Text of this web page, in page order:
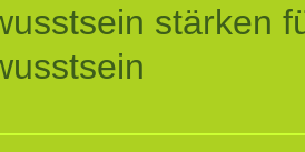
stärken